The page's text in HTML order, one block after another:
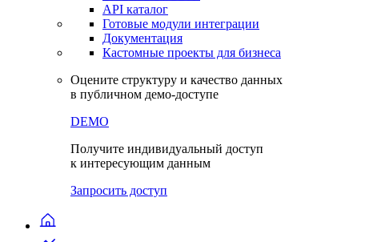
Получить доступ
API & Data Feed
API and Data Feed
API каталог
Документация
Кастомные проекты для бизнеса
Оцените структуру и качество данных
в публичном демо-доступе
DEMO
Получите индивидуальный доступ